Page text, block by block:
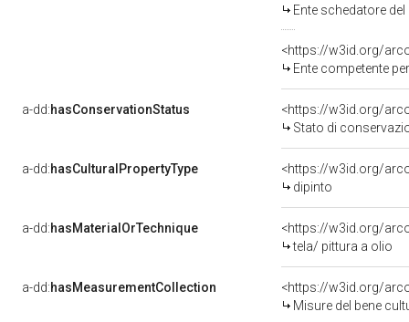
Ente schedatore del bene
<https://w3id.org/
Ente competente per tutela
a-dd:hasConservationStatus
<https://w3id.org/
Stato di
a-dd:hasCulturalPropertyType
<https://w3id.org/
dipinto
a-dd:hasMaterialOrTechnique
<https://w3id.org/
tela/ pittura a olio
a-dd:hasMeasurementCollection
<https://w3id.org/
Misure del bene